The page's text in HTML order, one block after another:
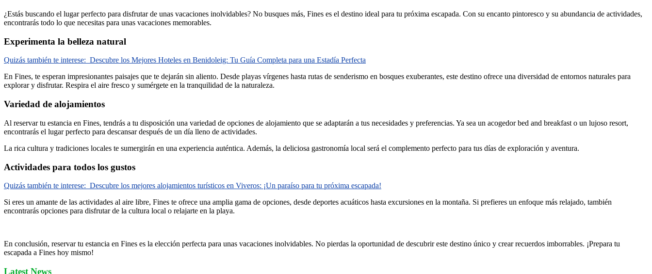
¿Estás buscando el lugar perfecto para disfrutar de unas vacaciones inolvidables? No busques más, Fines es el destino ideal para tu próxima escapada. Con su encanto pintoresco y su abundancia de actividades,
encontrarás todo lo que necesitas para unas vacaciones memorables.
Experimenta la belleza natural
Quizás también te interese: Descubre los Mejores Hoteles en Benidoleig: Tu Guía Completa para una Estadía Perfecta
En Fines, te esperan impresionantes paisajes que te dejarán sin aliento. Desde playas vírgenes hasta rutas de senderismo en bosques exuberantes, este destino ofrece una diversidad de entornos naturales para
explorar y disfrutar. Respira el aire fresco y sumérgete en la tranquilidad de la naturaleza.
Variedad de alojamientos
Al reservar tu estancia en Fines, tendrás a tu disposición una variedad de opciones de alojamiento que se adaptarán a tus necesidades y preferencias. Ya sea un acogedor bed and breakfast o un lujoso resort,
encontrarás el lugar perfecto para descansar después de un día lleno de actividades.
La rica cultura y tradiciones locales te sumergirán en una experiencia auténtica. Además, la deliciosa gastronomía local será el complemento perfecto para tus días de exploración y aventura.
Actividades para todos los gustos
Quizás también te interese: Descubre los mejores alojamientos turísticos en Viveros: ¡Un paraíso para tu próxima escapada!
Si eres un amante de las actividades al aire libre, Fines te ofrece una amplia gama de opciones, desde deportes acuáticos hasta excursiones en la montaña. Si prefieres un enfoque más relajado, también
encontrarás opciones para disfrutar de la cultura local o relajarte en la playa.
En conclusión, reservar tu estancia en Fines es la elección perfecta para unas vacaciones inolvidables. No pierdas la oportunidad de descubrir este destino único y crear recuerdos imborrables. ¡Prepara tu
escapada a Fines hoy mismo!
Latest News